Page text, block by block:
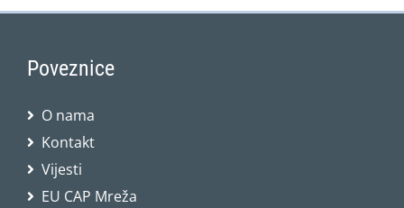
Poveznice
O nama
Kontakt
Vijesti
EU CAP Mreža